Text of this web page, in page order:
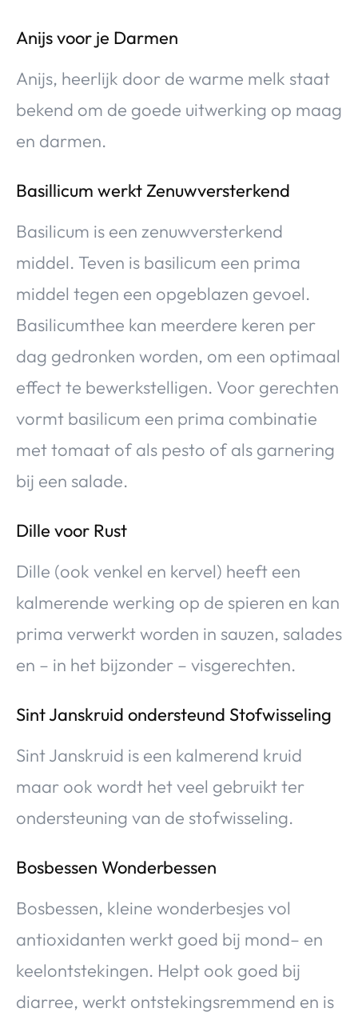
Anijs voor je Darmen
Anijs, heerlijk door de warme melk staat
bekend om de goede uitwerking op maag
en darmen.
Basillicum werkt Zenuwversterkend
Basilicum is een zenuwversterkend
middel. Teven is basilicum een prima
middel tegen een opgeblazen gevoel.
Basilicumthee kan meerdere keren per
dag gedronken worden, om een optimaal
effect te bewerkstelligen. Voor gerechten
vormt basilicum een prima combinatie
met tomaat of als pesto of als garnering
bij een salade.
Dille voor Rust
Dille (ook venkel en kervel) heeft een
kalmerende werking op de spieren en kan
prima verwerkt worden in sauzen, salades
en – in het bijzonder – visgerechten.
Sint Janskruid ondersteund Stofwisseling
Sint Janskruid is een kalmerend kruid
maar ook wordt het veel gebruikt ter
ondersteuning van de stofwisseling.
Bosbessen Wonderbessen
Bosbessen, kleine wonderbesjes vol
antioxidanten werkt goed bij mond– en
keelontstekingen. Helpt ook goed bij
diarree, werkt ontstekingsremmend en is